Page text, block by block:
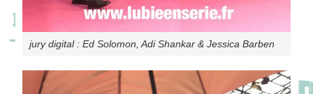
jury digital : Ed Solomon, Adi Shankar & Jessica Barben